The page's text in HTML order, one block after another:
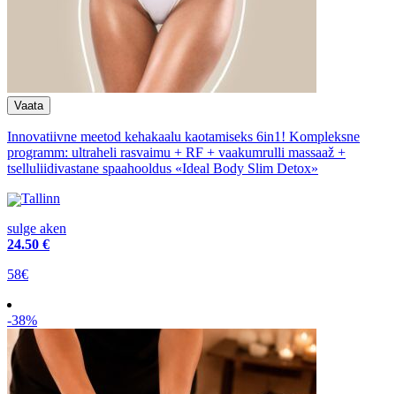
Innovatiivne meetod kehakaalu kaotamiseks 6in1! Kompleksne
programm: ultraheli rasvaimu + RF + vaakumrulli massaaž +
tselluliidivastane spaahooldus «Ideal Body Slim Detox»
Tallinn
sulge aken
24.50 €
58€
-38%